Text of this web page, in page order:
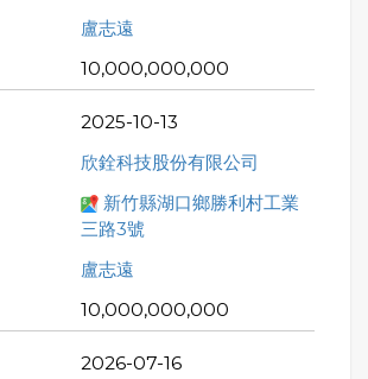
盧志遠
10,000,000,000
2025-10-13
欣銓科技股份有限公司
新竹縣湖口鄉勝利村工業
三路3號
盧志遠
10,000,000,000
2026-07-16